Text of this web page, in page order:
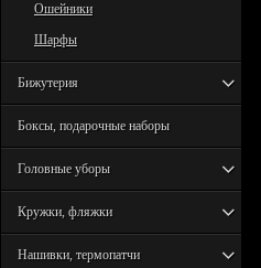
Ошейники
Шарфы
Бижутерия
Боксы, подарочные наборы
Головные уборы
Кружки, фляжки
Нашивки, термопатчи